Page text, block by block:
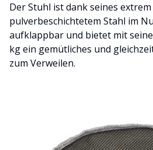
Der Stuhl ist dank seines
pulverbeschichtetem Stahl im
aufklappbar und bietet mit
kg ein gemütliches und
zum Verweilen.